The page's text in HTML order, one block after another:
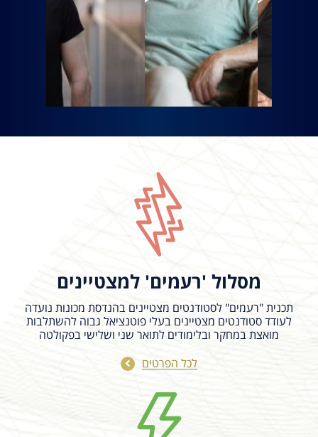
13:30 - 14:00
Solutions for Renewables and Soft
Robotics
The need for efficient energy storage
systems remains one of the key
bottlenecks in the transition toward
widespread use of...
14:00 - 14:30
Lifetime-Dependent Multi-Hole
Bursting of Oil-in-Water Emulsion
מסלול 'רעמים' למצטיינים
תכנית "רעמים" לסטודנטים מצטיינים בהנדסת מכונות נועדה
לעודד סטודנטים מצטיינים בעלי פוטנציאל גבוה להשתלבות
מואצת במחקר ובלימודים לתואר שני ושלישי בפקולטה
לכל הפרטים